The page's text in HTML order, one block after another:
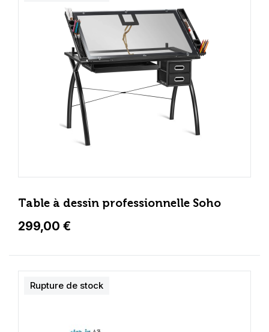
Table à dessin professionnelle Soho
299,00 €
Rupture de stock